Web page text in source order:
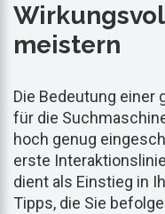
meistern
Die Bedeutung
für die
hoch genug
erste
dient als Einstieg in
Tipps, die Sie